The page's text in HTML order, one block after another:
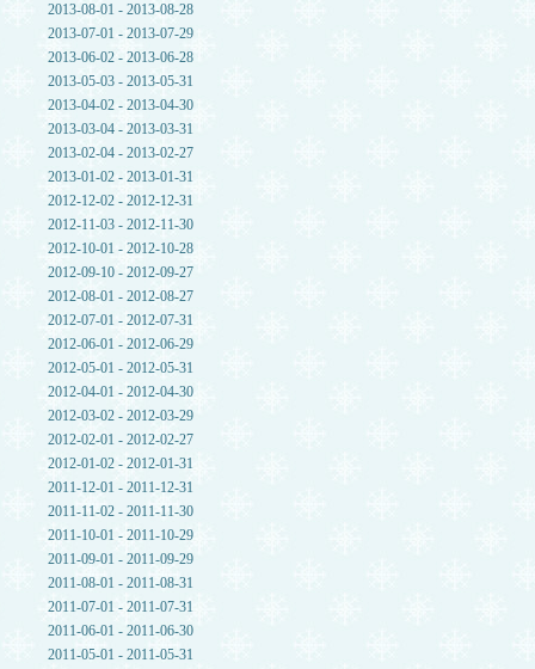
2013-08-01 - 2013-08-28
2013-07-01 - 2013-07-29
2013-06-02 - 2013-06-28
2013-05-03 - 2013-05-31
2013-04-02 - 2013-04-30
2013-03-04 - 2013-03-31
2013-02-04 - 2013-02-27
2013-01-02 - 2013-01-31
2012-12-02 - 2012-12-31
2012-11-03 - 2012-11-30
2012-10-01 - 2012-10-28
2012-09-10 - 2012-09-27
2012-08-01 - 2012-08-27
2012-07-01 - 2012-07-31
2012-06-01 - 2012-06-29
2012-05-01 - 2012-05-31
2012-04-01 - 2012-04-30
2012-03-02 - 2012-03-29
2012-02-01 - 2012-02-27
2012-01-02 - 2012-01-31
2011-12-01 - 2011-12-31
2011-11-02 - 2011-11-30
2011-10-01 - 2011-10-29
2011-09-01 - 2011-09-29
2011-08-01 - 2011-08-31
2011-07-01 - 2011-07-31
2011-06-01 - 2011-06-30
2011-05-01 - 2011-05-31